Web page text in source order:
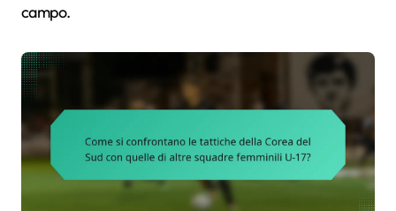
campo.